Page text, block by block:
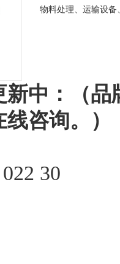
物料处理、运输设
新中：（
咨询。）
30